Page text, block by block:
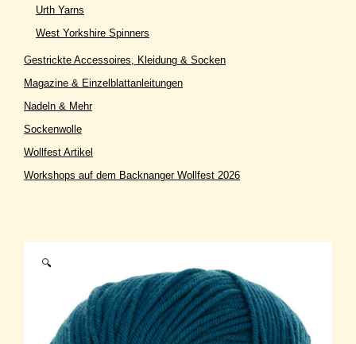
🔍
Urth Yarns
West Yorkshire Spinners
Gestrickte Accessoires, Kleidung & Socken
Magazine & Einzelblattanleitungen
Nadeln & Mehr
Sockenwolle
Wollfest Artikel
Workshops auf dem Backnanger Wollfest 2026